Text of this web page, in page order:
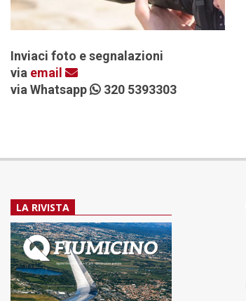
Inviaci foto e segnalazioni
via email
via Whatsapp
320 5393303
LA RIVISTA